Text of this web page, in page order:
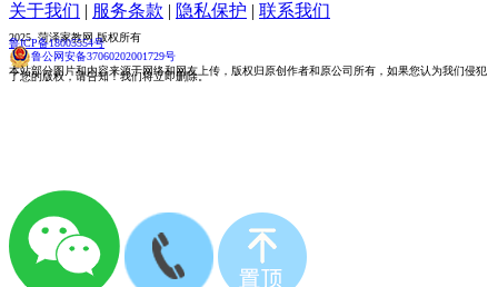
关于我们 | 服务条款 | 隐私保护 | 联系我们
2025 菏泽家教网 版权所有
鲁ICP备18005554号
鲁公网安备37060202001729号
本站部分图片和内容来源于网络和网友上传，版权归原创作者和原公司所有，如果您认为我们侵犯
了您的版权，请告知！我们将立即删除。